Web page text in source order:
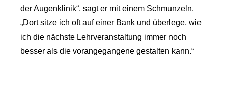
der Augenklinik“, sagt er mit einem Schmunzeln.
„Dort sitze ich oft auf einer Bank und überlege, wie
ich die nächste Lehrveranstaltung immer noch
besser als die vorangegangene gestalten kann.“